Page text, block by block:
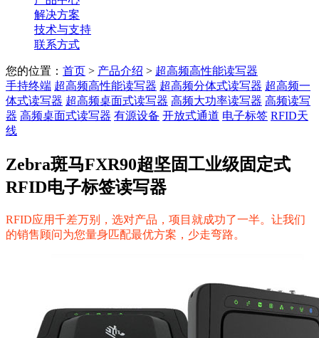
解决方案
技术与支持
联系方式
您的位置： 首页 > 产品介绍 > 超高频高性能读写器
手持终端 超高频高性能读写器 超高频分体式读写器 超高频一
体式读写器 超高频桌面式读写器 高频大功率读写器 高频读写
器 高频桌面式读写器 有源设备 开放式通道 电子标签 RFID天
线
Zebra斑马FXR90超坚固工业级固定式
RFID电子标签读写器
RFID应用千差万别，选对产品，项目就成功了一半。让我们
的销售顾问为您量身匹配最优方案，少走弯路。